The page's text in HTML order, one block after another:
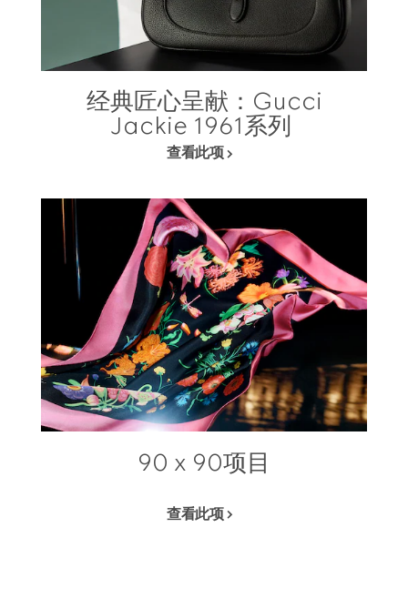
经典匠心呈献：Gucci
Jackie 1961系列
查看此项
90 x 90项目
查看此项